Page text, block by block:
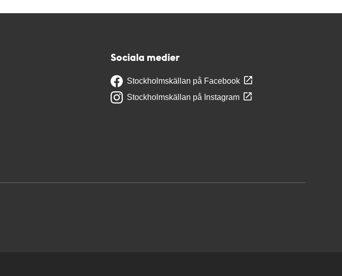
Sociala medier
Stockholmskällan på Facebook
Stockholmskällan på Instagram